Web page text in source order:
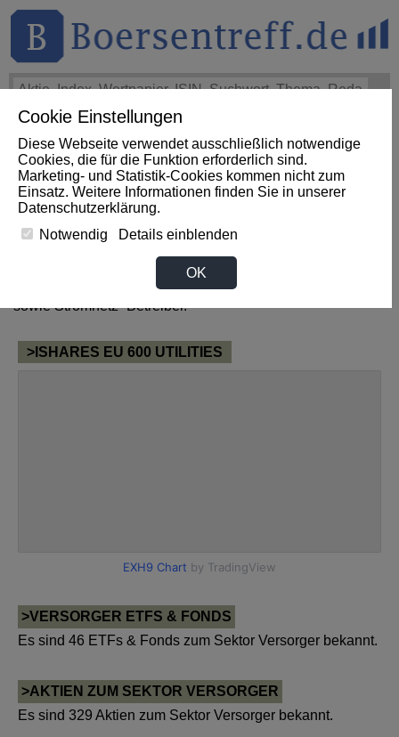
Cookie Einstellungen
Diese Webseite verwendet ausschließlich notwendige
Cookies, die für die Funktion erforderlich sind.
Marketing- und Statistik-Cookies kommen nicht zum
Einsatz. Weitere Informationen finden Sie in unserer
Datenschutzerklärung.
Notwendig
Details einblenden
OK
THEMEN HOT-STOCKS
News zum Sektor Versorger
aus Dominikanische Republik
Zum Sektor Versorger gehören alle Unternehmen, welche
als Elektrizitäts-, Gas- und Wasserversorger tätig sind,
sowie Stromnetz- Betreiber.
>ISHARES EU 600 UTILITIES
>VERSORGER ETFS & FONDS
Es sind 46 ETFs & Fonds zum Sektor Versorger bekannt.
>AKTIEN ZUM SEKTOR VERSORGER
Es sind 329 Aktien zum Sektor Versorger bekannt.